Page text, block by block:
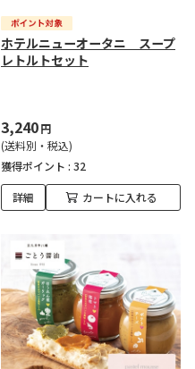
ホテルニューオータニ スープ
レトルトセット
3,240円
(送料別・税込)
獲得ポイント : 32
詳細 カートに入れる